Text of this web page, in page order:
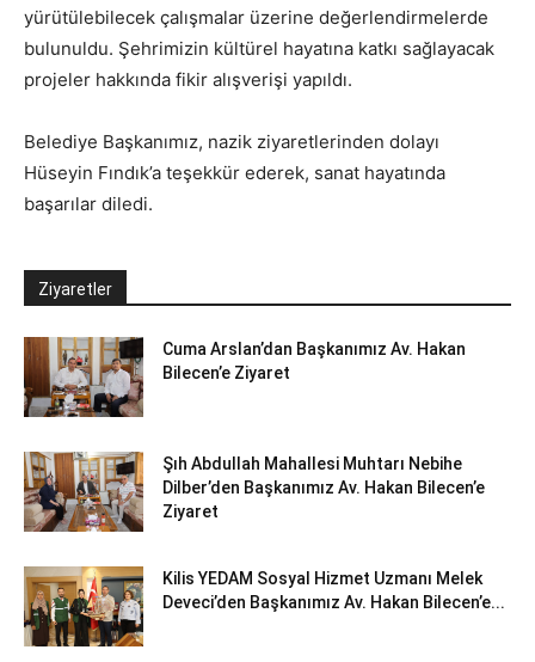
yürütülebilecek çalışmalar üzerine değerlendirmelerde
bulunuldu. Şehrimizin kültürel hayatına katkı sağlayacak
projeler hakkında fikir alışverişi yapıldı.
Belediye Başkanımız, nazik ziyaretlerinden dolayı
Hüseyin Fındık’a teşekkür ederek, sanat hayatında
başarılar diledi.
Ziyaretler
Cuma Arslan’dan Başkanımız Av. Hakan
Bilecen’e Ziyaret
Şıh Abdullah Mahallesi Muhtarı Nebihe
Dilber’den Başkanımız Av. Hakan Bilecen’e
Ziyaret
Kilis YEDAM Sosyal Hizmet Uzmanı Melek
Deveci’den Başkanımız Av. Hakan Bilecen’e...